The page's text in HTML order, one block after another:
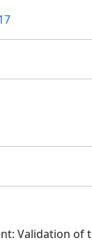
Validation